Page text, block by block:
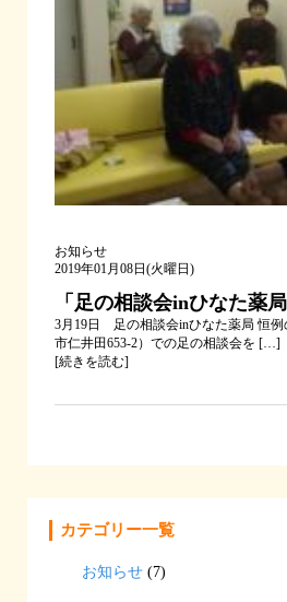
お知らせ
2019年01月08日(火曜日)
「足の相談会inひなた薬
3月19日 足の相談会inひなた薬局 恒例
市仁井田653-2）での足の相談会を […]
[続きを読む]
カテゴリー一覧
お知らせ (7)